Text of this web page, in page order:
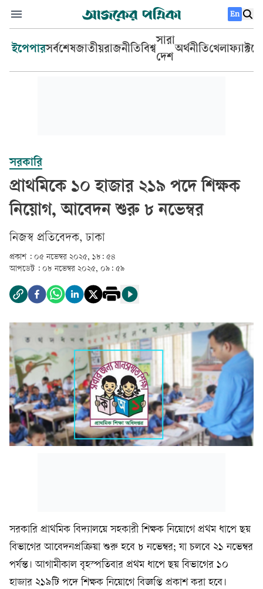
En
ইপেপারসর্বশেষজাতীয়রাজনীতিবিশ্ব
সারা
দেশ
অর্থনীতিখেলা
সরকারি
প্রাথমিকে ১০ হাজার ২১৯ পদে শিক্ষক
নিয়োগ, আবেদন শুরু ৮ নভেম্বর
‎নিজস্ব প্রতিবেদক, ঢাকা‎
প্রকাশ : ০৫ নভেম্বর ২০২৫, ১৮: ৫৪
আপডেট : ০৮ নভেম্বর ২০২৫, ০৯: ৫৯
সরকারি প্রাথমিক বিদ্যালয়ে সহকারী শিক্ষক নিয়োগে প্রথম ধাপে ছয়
বিভাগের আবেদনপ্রক্রিয়া শুরু হবে ৮ নভেম্বর; যা চলবে ২১ নভেম্বর
পর্যন্ত। আগামীকাল বৃহস্পতিবার প্রথম ধাপে ছয় বিভাগের ১০
হাজার ২১৯টি পদে শিক্ষক নিয়োগে বিজ্ঞপ্তি প্রকাশ করা হবে।